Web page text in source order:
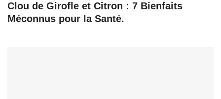
Clou de Girofle et Citron : 7 Bienfaits
Méconnus pour la Santé.